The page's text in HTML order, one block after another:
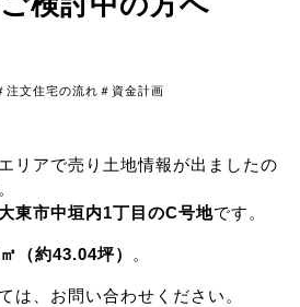
注文住宅の流れ ＃資金計画
リアで売り土地情報が出ましたの
大東市中垣内1丁目のC号地です。
（約43.04坪） 。
は、お問い合わせください。